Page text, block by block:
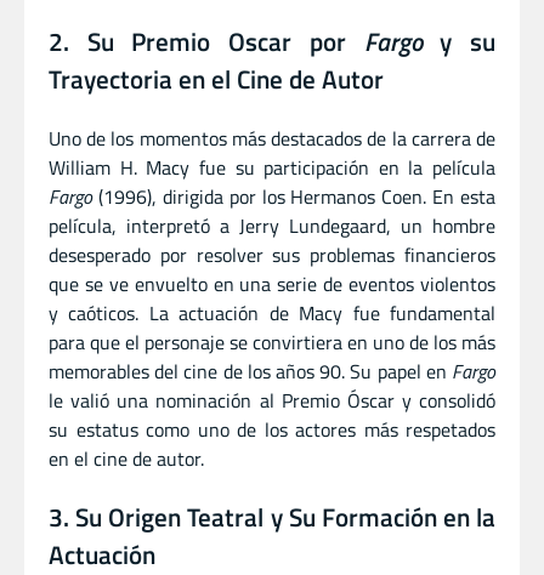
2. Su Premio Oscar por Fargoy su
Trayectoria en el Cine de Autor
Uno de los momentos más destacados de la carrera de
William H. Macy fue su participación en la película
Fargo(1996), dirigida por los Hermanos Coen. En esta
película, interpretó a Jerry Lundegaard, un hombre
desesperado por resolver sus problemas financieros
que se ve envuelto en una serie de eventos violentos
y caóticos. La actuación de Macy fue fundamental
para que el personaje se convirtiera en uno de los más
memorables del cine de los años 90. Su papel en Fargo
le valió una nominación al Premio Óscar y consolidó
su estatus como uno de los actores más respetados
en el cine de autor.
3. Su Origen Teatral y Su Formación en la
Actuación